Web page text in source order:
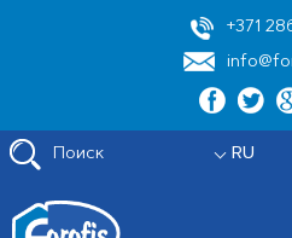
+371
Поиск RU